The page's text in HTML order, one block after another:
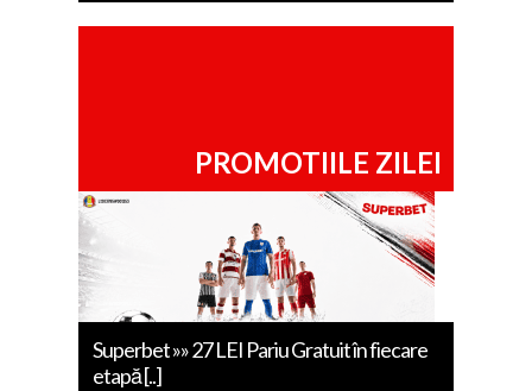
PROMOTIILE ZILEI
Superbet »» 27 LEI Pariu Gratuit în fiecare
etapă [..]